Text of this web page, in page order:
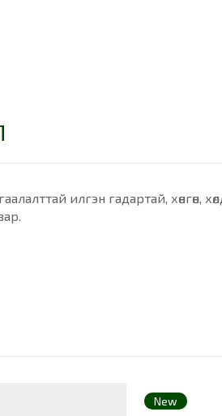
илгэн гадартай, хөнгөн,
New